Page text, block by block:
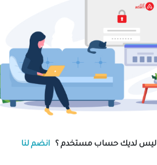
ليس لديك حساب مستخدم ؟ انضم لنا